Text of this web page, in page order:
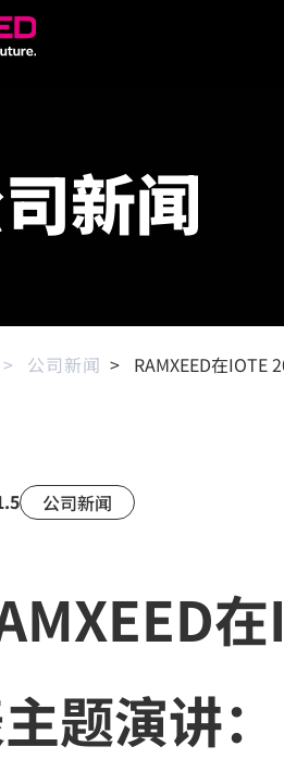
新闻
公司新闻 RAMXEED在
公司新闻
题演讲